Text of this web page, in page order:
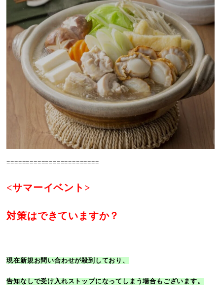
========================
<サマーイベント>
対策はできていますか？
現在新規お問い合わせが殺到しており、
告知なしで受け入れストップになってしまう場合もございます。